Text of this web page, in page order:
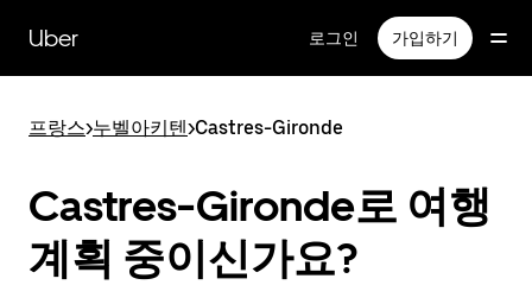
Uber 로그인 가입하기
프랑스>누벨아키텐>Castres-Gironde
Castres-Gironde로 여행
계획 중이신가요?